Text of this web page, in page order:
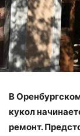
В
кукол
ремонт.